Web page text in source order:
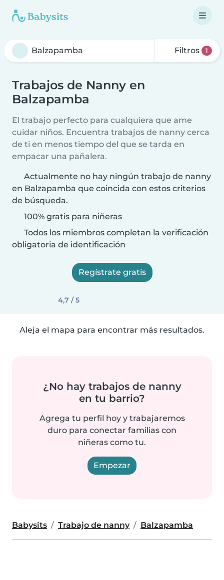
Filtros 1
Trabajos de Nanny en
Balzapamba
El trabajo perfecto para cualquiera que ame
cuidar niños. Encuentra trabajos de nanny cerca
de ti en menos tiempo del que se tarda en
empacar una pañalera.
Actualmente no hay ningún trabajo de nanny
en Balzapamba que coincida con estos criterios
de búsqueda.
100% gratis para niñeras
Todos los miembros completan la verificación
obligatoria de identificación
Regístrate gratis
4,7 / 5
Aleja el mapa para encontrar más resultados.
¿No hay trabajos de nanny
en tu barrio?
Agrega tu perfil hoy y trabajaremos
duro para conectar familias con
niñeras como tu.
Empezar
Babysits Trabajo de nanny Balzapamba